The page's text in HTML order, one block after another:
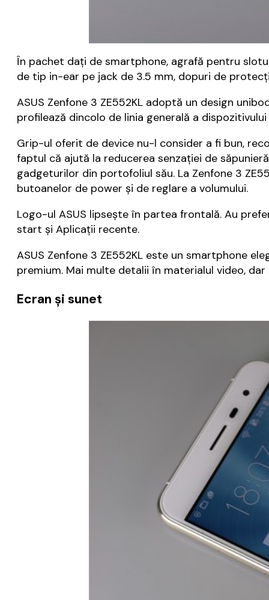
În pachet dați de smartphone, agrafă pentru
de tip in-ear pe jack de 3.5 mm, dopuri de
ASUS Zenfone 3 ZE552KL adoptă un design
profilează dincolo de linia generală a
Grip-ul oferit de device nu-l consider a fi bun,
faptul că ajută la reducerea senzației de
gadgeturilor din portofoliul său. La Zenfone 3
butoanelor de power și de reglare a volumului.
Logo-ul ASUS lipsește în partea frontală. Au
start și Aplicații recente.
ASUS Zenfone 3 ZE552KL este un smartphone
premium. Mai multe detalii în materialul video,
Ecran și sunet